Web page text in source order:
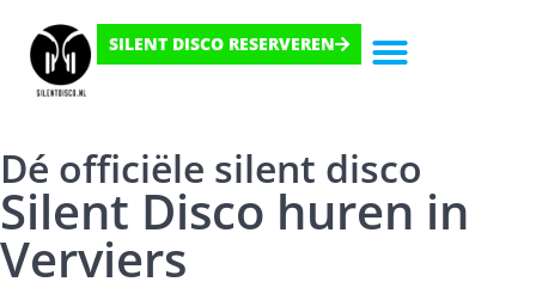
SILENT DISCO RESERVEREN
Dé officiële silent disco
Silent Disco huren in
Verviers